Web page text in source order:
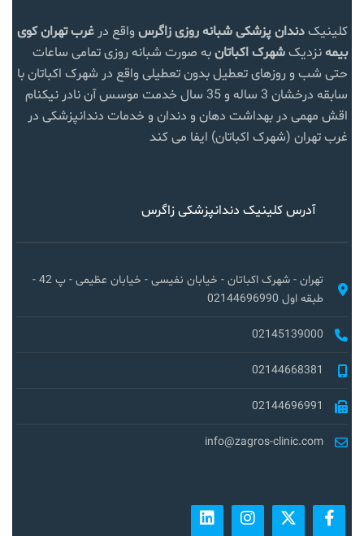
کلینیکدندان پزشکی شبانه روزی زاگرس واقع در غرب تهرانکوی
بیمهنزدیکشهرک اکباتانبه صورت شبانه روزی تمامی ساعات
حتی شب و روزهای تعطیل بدون تعطیلی واقع در شهرک اکباتان با
سابقه درخشان 3 ساله و 35 سال خدمت موسس آن نادر نیکنام
اقش مهمی در بهداشت دهان و دندان و خدمات دندانپزشکی در
غرب تهران (شهرک اکباتان) ایفا می کند
آدرس کلینیک دندانپزشکی زاگرس
تهران - شهرک اکباتان - خیابان نفیسی - خیابان عظیمی - پ 42 -
طبقه اول 02144696990
02145139000
02144668381
02144696991
info@zagros-clinic.com